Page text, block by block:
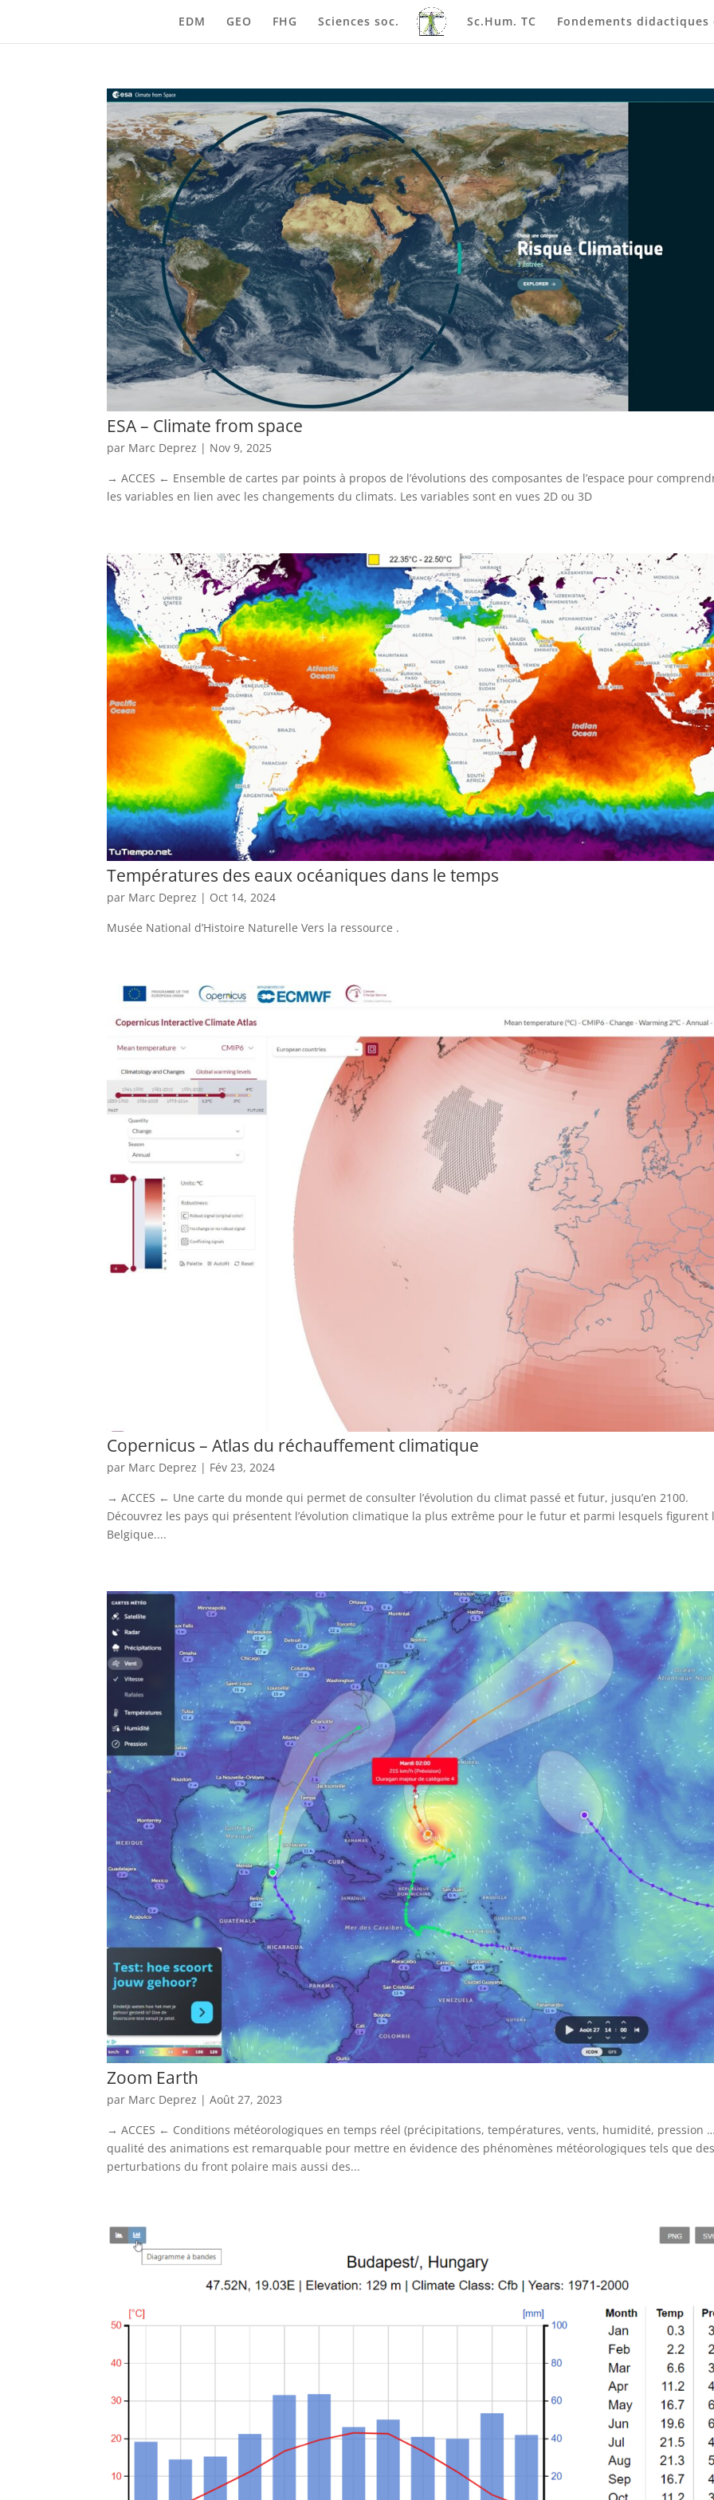
EDM GEO FHG Sciences soc. Sc.Hum. TC Fondements
ESA – Climate from space
par Marc Deprez | Nov 9, 2025
→ ACCES ← Ensemble de cartes par points à propos de l’évolutions des composantes de l’espace pour
les variables en lien avec les changements du climats. Les variables sont en vues 2D ou 3D
Températures des eaux océaniques dans le temps
par Marc Deprez | Oct 14, 2024
Musée National d’Histoire Naturelle Vers la ressource .
Copernicus – Atlas du réchauffement climatique
par Marc Deprez | Fév 23, 2024
→ ACCES ← Une carte du monde qui permet de consulter l’évolution du climat passé et futur, jusqu’en 2100.
Découvrez les pays qui présentent l’évolution climatique la plus extrême pour le futur et parmi lesquels figurent
Belgique....
Zoom Earth
par Marc Deprez |Août 27, 2023
→ ACCES ← Conditions météorologiques en temps réel (précipitations, températures, vents, humidité, pression
qualité des animations est remarquable pour mettre en évidence des phénomènes météorologiques tels que
perturbations du front polaire mais aussi des...